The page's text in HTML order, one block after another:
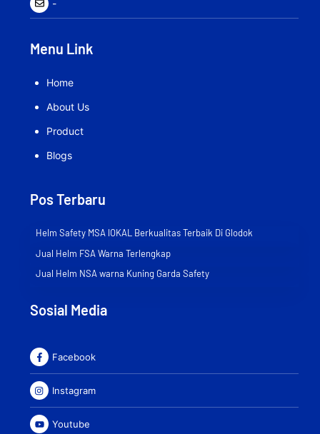
-
Menu Link
Home
About Us
Product
Blogs
Pos Terbaru
Helm Safety MSA lOKAL Berkualitas Terbaik Di Glodok
Jual Helm FSA Warna Terlengkap
Jual Helm NSA warna Kuning Garda Safety
Sosial Media
Facebook
Instagram
Youtube